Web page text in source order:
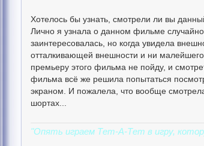
Хотелось бы узнать, смотрели ли вы
Лично я узнала о данном фильме
заинтересовалась, но когда увидела
отталкивающей внешности и ни
премьеру этого фильма не пойду, и
фильма всё же решила попытаться
экраном. И пожалела, что вообще смотрела
шортах...
"Опять играем Тет-А-Тет в игру,